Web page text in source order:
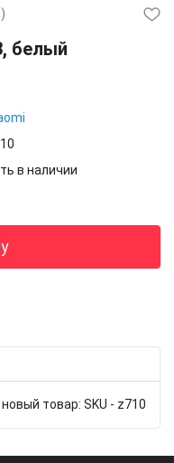
белый
в наличии
товар: SKU - z710